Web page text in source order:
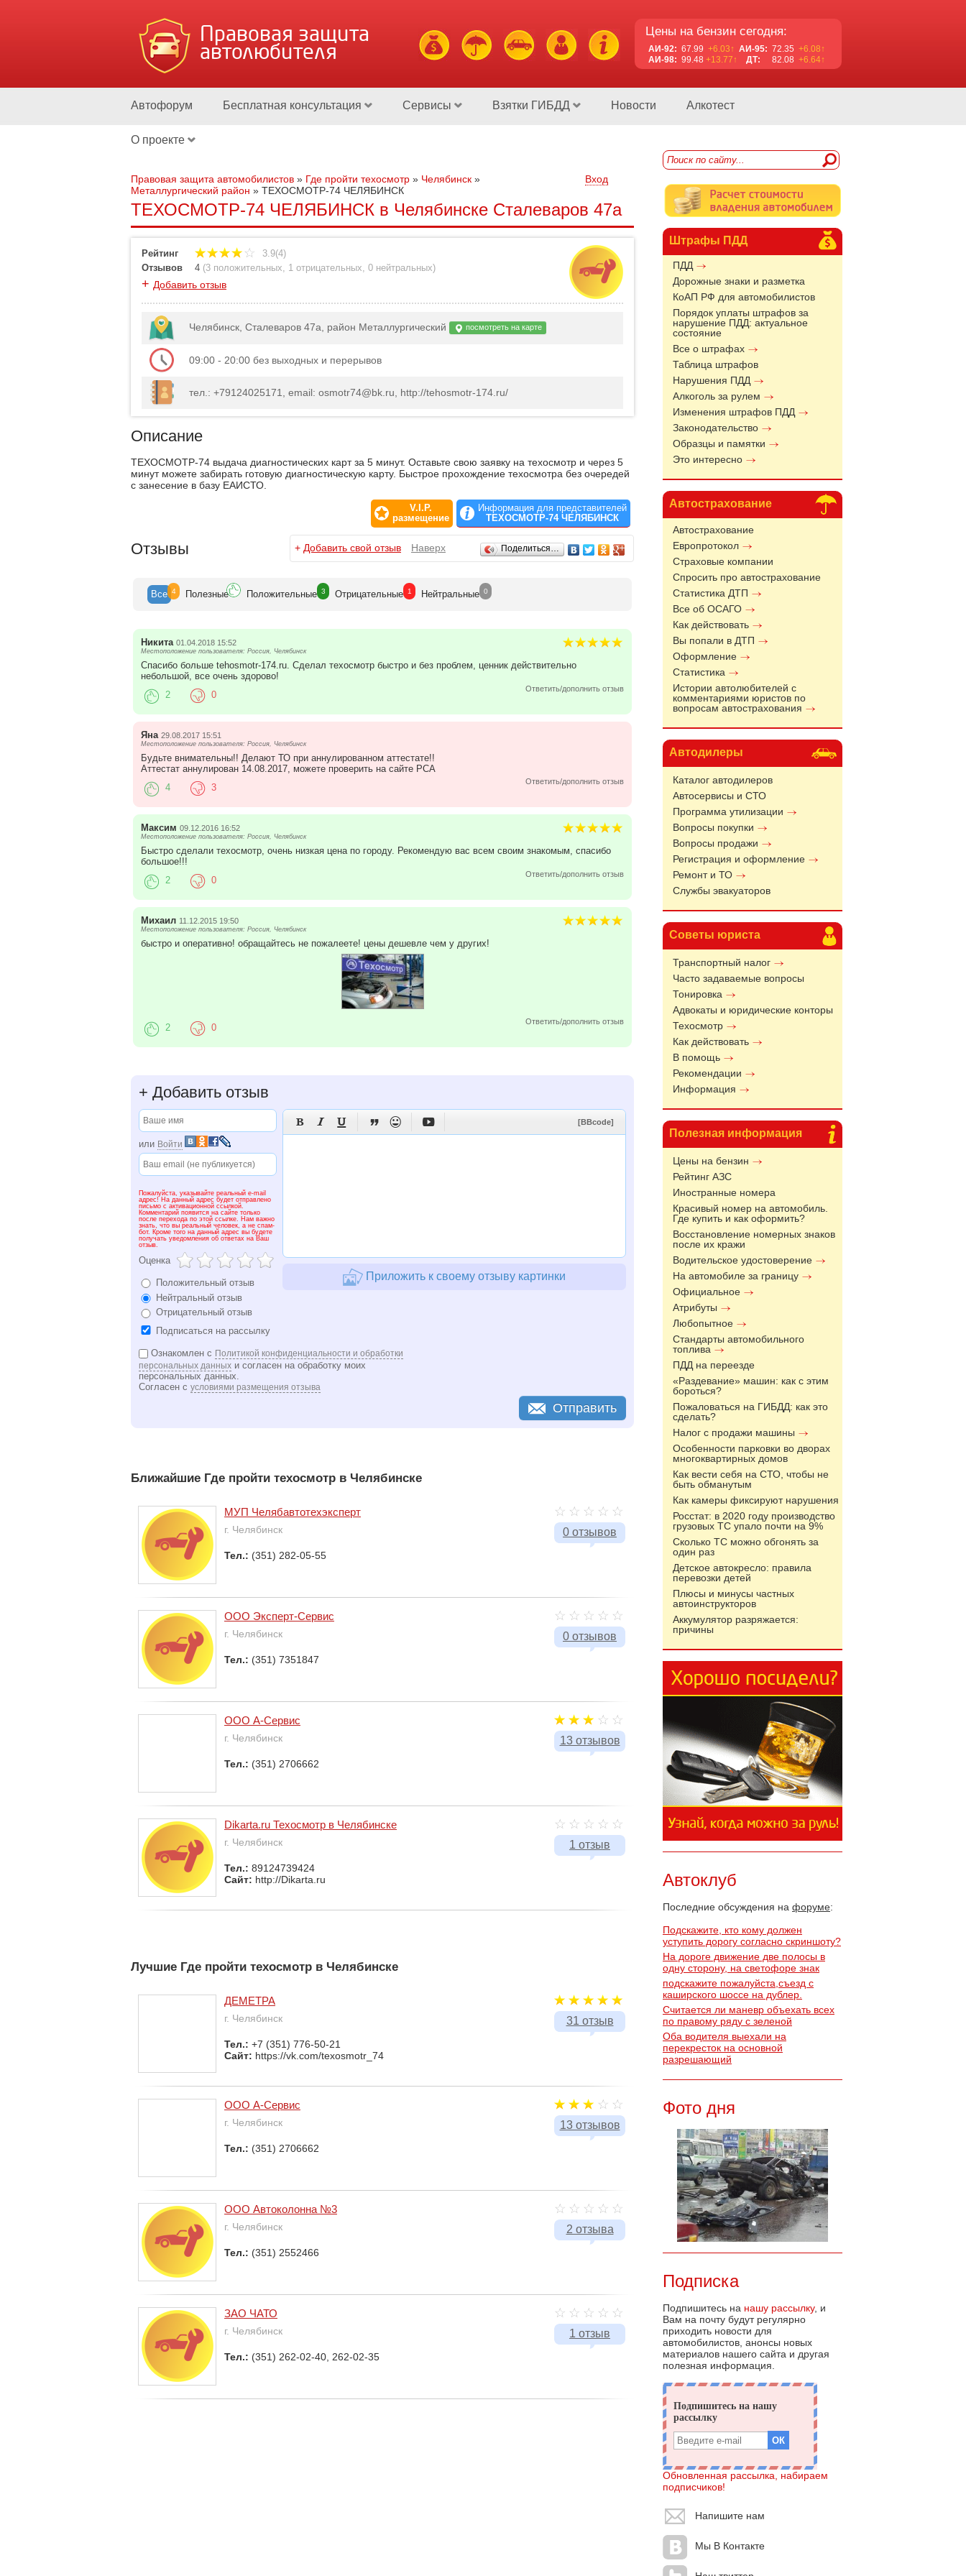
Правовая защита
автолюбителя
Цены на бензин сегодня:
АИ-92: 67.99 +6.03↑ АИ-95: 72.35 +6.08↑
АИ-98: 99.48 +13.77↑ ДТ: 82.08 +6.64↑
Автофорум Бесплатная консультация Сервисы Взятки ГИБДД Новости Алкотест
О проекте
Штрафы ПДД
ПДД
Дорожные знаки и разметка
КоАП РФ для автомобилистов
Порядок уплаты штрафов за
нарушение ПДД: актуальное
состояние
Все о штрафах
Таблица штрафов
Нарушения ПДД
Алкоголь за рулем
Изменения штрафов ПДД
Законодательство
Образцы и памятки
Это интересно
Автострахование
Автострахование
Европротокол
Страховые компании
Спросить про автострахование
Статистика ДТП
Все об ОСАГО
Как действовать
Вы попали в ДТП
Оформление
Статистика
Истории автолюбителей с
комментариями юристов по
вопросам автострахования
Автодилеры
Каталог автодилеров
Автосервисы и СТО
Программа утилизации
Вопросы покупки
Вопросы продажи
Регистрация и оформление
Ремонт и ТО
Службы эвакуаторов
Советы юриста
Транспортный налог
Часто задаваемые вопросы
Тонировка
Адвокаты и юридические конторы
Техосмотр
Как действовать
В помощь
Рекомендации
Информация
Полезная информация
Цены на бензин
Рейтинг АЗС
Иностранные номера
Красивый номер на автомобиль.
Где купить и как оформить?
Восстановление номерных знаков
после их кражи
Водительское удостоверение
На автомобиле за границу
Официальное
Атрибуты
Любопытное
Стандарты автомобильного
топлива
ПДД на переезде
«Раздевание» машин: как с этим
бороться?
Пожаловаться на ГИБДД: как это
сделать?
Налог с продажи машины
Особенности парковки во дворах
многоквартирных домов
Как вести себя на СТО, чтобы не
быть обманутым
Как камеры фиксируют нарушения
Росстат: в 2020 году производство
грузовых ТС упало почти на 9%
Сколько ТС можно обгонять за
один раз
Детское автокресло: правила
перевозки детей
Плюсы и минусы частных
автоинструкторов
Аккумулятор разряжается:
причины
Автоклуб
Последние обсуждения на форуме:
Подскажите, кто кому должен
уступить дорогу согласно скриншоту?
На дороге движение две полосы в
одну сторону, на светофоре знак
подскажите пожалуйста,съезд с
каширского шоссе на дублер.
Считается ли маневр объехать всех
по правому ряду с зеленой
Оба водителя выехали на
перекресток на основной
разрешающий
Фото дня
Подписка
Подпишитесь на нашу рассылку, и
Вам на почту будут регулярно
приходить новости для
автомобилистов, анонсы новых
материалов нашего сайта и другая
полезная информация.
Обновленная рассылка, набираем
подписчиков!
Напишите нам
Мы В Контакте
Правовая защита автомобилистов » Где пройти техосмотр » Челябинск »
Металлургический район » ТЕХОСМОТР-74 ЧЕЛЯБИНСК
Вход
ТЕХОСМОТР-74 ЧЕЛЯБИНСК в Челябинске Сталеваров 47а
Рейтинг
3.9(4)
Отзывов
4 (3 положительных, 1 отрицательных, 0 нейтральных)
+ Добавить отзыв
Челябинск, Сталеваров 47а, район Металлургический посмотреть на карте
09:00 - 20:00 без выходных и перерывов
тел.: +79124025171, email: osmotr74@bk.ru, http://tehosmotr-174.ru/
Описание
ТЕХОСМОТР-74 выдача диагностических карт за 5 минут. Оставьте свою заявку на техосмотр и через 5
минут можете забирать готовую диагностическую карту. Быстрое прохождение техосмотра без очередей
с занесение в базу ЕАИСТО.
V.I.P.
размещение
Информация для представителей
ТЕХОСМОТР-74 ЧЕЛЯБИНСК
Отзывы + Добавить свой отзыв Наверх Поделиться…
Все 4 Полезные Положительные 3 Отрицательные 1 Нейтральные 0
Никита 01.04.2018 15:52
Местоположение пользователя: Россия, Челябинск
Спасибо больше tehosmotr-174.ru. Сделал техосмотр быстро и без проблем, ценник действительно
небольшой, все очень здорово!
Ответить/дополнить отзыв
2 0
Яна 29.08.2017 15:51
Местоположение пользователя: Россия, Челябинск
Будьте внимательны!! Делают ТО при аннулированном аттестате!!
Аттестат аннулирован 14.08.2017, можете проверить на сайте РСА
Ответить/дополнить отзыв
4 3
Максим 09.12.2016 16:52
Местоположение пользователя: Россия, Челябинск
Быстро сделали техосмотр, очень низкая цена по городу. Рекомендую вас всем своим знакомым, спасибо
большое!!!
Ответить/дополнить отзыв
2 0
Михаил 11.12.2015 19:50
Местоположение пользователя: Россия, Челябинск
быстро и оперативно! обращайтесь не пожалеете! цены дешевле чем у других!
Ответить/дополнить отзыв
2 0
+ Добавить отзыв
или Войти
Пожалуйста, указывайте реальный e-mail
адрес! На данный адрес будет отправлено
письмо с активационной ссылкой.
Комментарий появится на сайте только
после перехода по этой ссылке. Нам важно
знать, что вы реальный человек, а не спам-
бот. Кроме того на данный адрес вы будете
получать уведомления об ответах на Ваш
отзыв.
Оценка
Положительный отзыв
Нейтральный отзыв
Отрицательный отзыв
Подписаться на рассылку
      [BBcode]
Приложить к своему отзыву картинки
Ознакомлен с Политикой конфиденциальности и обработки
персональных данных и согласен на обработку моих
персональных данных.
Согласен с условиями размещения отзыва
Отправить
Ближайшие Где пройти техосмотр в Челябинске
0 отзывов
МУП Челябавтотехэксперт
г. Челябинск
Тел.: (351) 282-05-55
0 отзывов
ООО Эксперт-Сервис
г. Челябинск
Тел.: (351) 7351847
13 отзывов
ООО А-Сервис
г. Челябинск
Тел.: (351) 2706662
1 отзыв
Dikarta.ru Техосмотр в Челябинске
г. Челябинск
Тел.: 89124739424
Сайт: http://Dikarta.ru
Лучшие Где пройти техосмотр в Челябинске
31 отзыв
ДЕМЕТРА
г. Челябинск
Тел.: +7 (351) 776-50-21
Сайт: https://vk.com/texosmotr_74
13 отзывов
ООО А-Сервис
г. Челябинск
Тел.: (351) 2706662
2 отзыва
ООО Автоколонна №3
г. Челябинск
Тел.: (351) 2552466
1 отзыв
ЗАО ЧАТО
г. Челябинск
Тел.: (351) 262-02-40, 262-02-35